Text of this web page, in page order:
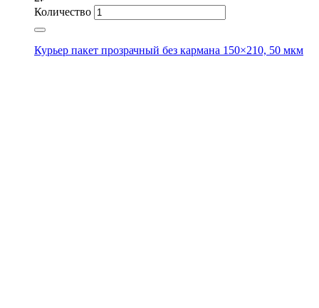
Количество
Курьер пакет прозрачный без кармана 150×210, 50 мкм